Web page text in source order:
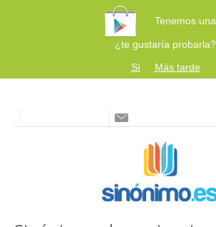
Tenemos una
¿te gustaría probarla?
Sí
Más tarde